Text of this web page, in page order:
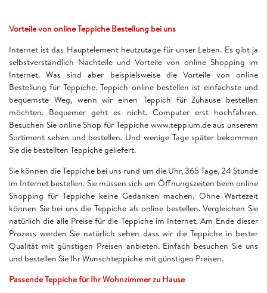
Vorteile von online Teppiche Bestellung bei uns
Internet ist das Hauptelement heutzutage für unser Leben. Es gibt ja
selbstverständlich Nachteile und Vorteile von online Shopping im
Internet. Was sind aber beispielsweise die Vorteile von online
Bestellung für Teppiche. Teppich online bestellen ist einfachste und
bequemste Weg, wenn wir einen Teppich für Zuhause bestellen
möchten. Bequemer geht es nicht. Computer erst hochfahren.
Besuchen Sie online Shop für Teppiche www.teppium.de aus unserem
Sortiment sehen und bestellen. Und wenige Tage später bekommen
Sie die bestellten Teppiche geliefert.
Sie können die Teppiche bei uns rund um die Uhr, 365 Tage, 24 Stunde
im Internet bestellen. Sie müssen sich um Öffnungszeiten beim online
Shopping für Teppiche keine Gedanken machen. Ohne Wartezeit
können Sie bei uns die Teppiche als online bestellen. Vergleichen Sie
natürlich die alle Preise für die Teppiche im Internet. Am Ende dieser
Prozess werden Sie natürlich sehen dass wir die Teppiche in bester
Qualität mit günstigen Preisen anbieten. Einfach besuchen Sie uns
und bestellen Sie Ihr Wunschteppiche mit günstigen Preisen.
Passende Teppiche für Ihr Wohnzimmer zu Hause